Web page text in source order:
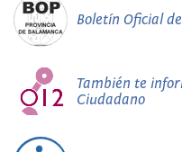
Boletín Oficial
También te
Ciudadano